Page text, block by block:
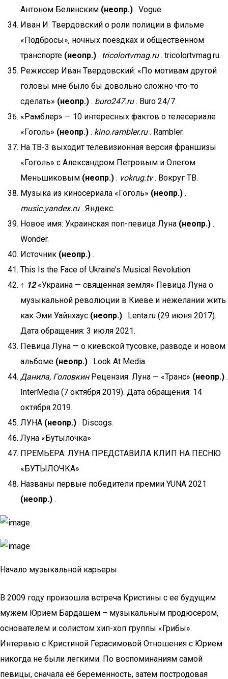
Антоном Белинским (неопр.) . Vogue.
Иван И. Твердовский о роли полиции в фильме
«Подбросы», ночных поездках и общественном
транспорте (неопр.) . tricolortvmag.ru. tricolortvmag.ru.
Режиссер Иван Твердовский: «По мотивам другой
головы мне было бы довольно сложно что-то
сделать» (неопр.) . buro247.ru. Buro 24/7.
«Рамблер» — 10 интересных фактов о телесериале
«Гоголь» (неопр.) . kino.rambler.ru. Rambler.
На ТВ-3 выходит телевизионная версия франшизы
«Гоголь» с Александром Петровым и Олегом
Меньшиковым (неопр.) . vokrug.tv. Вокруг ТВ.
Музыка из киносериала «Гоголь» (неопр.) .
music.yandex.ru. Яндекс.
Новое имя: Украинская поп-певица Луна (неопр.) .
Wonder.
Источник (неопр.) .
This Is the Face of Ukraine’s Musical Revolution
↑ 12«Украина — священная земля» Певица Луна о
музыкальной революции в Киеве и нежелании жить
как Эми Уайнхаус (неопр.) . Lenta.ru (29 июня 2017).
Дата обращения: 3 июля 2021.
Певица Луна — о киевской тусовке, разводе и новом
альбоме (неопр.) . Look At Media.
Данила, ГоловкинРецензия: Луна — «Транс» (неопр.) .
InterMedia (7 октября 2019). Дата обращения: 14
октября 2019.
ЛУНА (неопр.) . Discogs.
Луна «Бутылочка»
ПРЕМЬЕРА: ЛУНА ПРЕДСТАВИЛА КЛИП НА ПЕСНЮ
«БУТЫЛОЧКА»
Названы первые победители премии YUNA 2021
(неопр.) .
Начало музыкальной карьеры
В 2009 году произошла встреча Кристины с ее будущим
мужем Юрием Бардашем – музыкальным продюсером,
основателем и солистом хип-хоп группы «Грибы».
Интервью с Кристиной Герасимовой Отношения с Юрием
никогда не были легкими. По воспоминаниям самой
певицы, сначала её беременность, затем постродовая